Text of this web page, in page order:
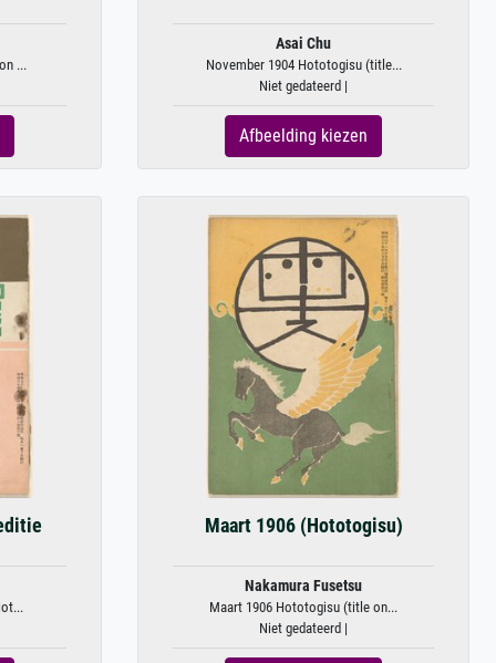
...
Asai Chu
November 1904 Hototogisu (title...
Niet gedateerd |
Afbeelding kiezen
Maart 1906 (Hototogisu)
Nakamura Fusetsu
Maart 1906 Hototogisu (title on...
Niet gedateerd |